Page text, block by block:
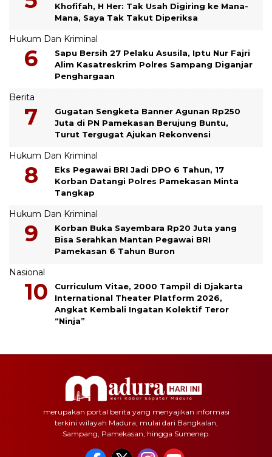
Khofifah, H Her: Tak Usah Digiring ke Mana-
Mana, Saya Tak Takut Diperiksa
Hukum Dan Kriminal
Sapu Bersih 27 Pelaku Asusila, Iptu Nur Fajri
Alim Kasatreskrim Polres Sampang Diganjar
Penghargaan
Berita
Gugatan Sengketa Banner Agunan Rp250
Juta di PN Pamekasan Berujung Buntu,
Turut Tergugat Ajukan Rekonvensi
Hukum Dan Kriminal
Eks Pegawai BRI Jadi DPO 6 Tahun, 17
Korban Datangi Polres Pamekasan Minta
Tangkap
Hukum Dan Kriminal
Korban Buka Sayembara Rp20 Juta yang
Bisa Serahkan Mantan Pegawai BRI
Pamekasan 6 Tahun Buron
Nasional
Curriculum Vitae, 2000 Tampil di Djakarta
International Theater Platform 2026,
Angkat Kembali Ingatan Kolektif Teror
“Ninja”
merupakan portal berita yang menyajikan informasi
terkini wilayah Madura, mulai dari Bangkalan,
Sampang, Pamekasan, hingga Sumenep.